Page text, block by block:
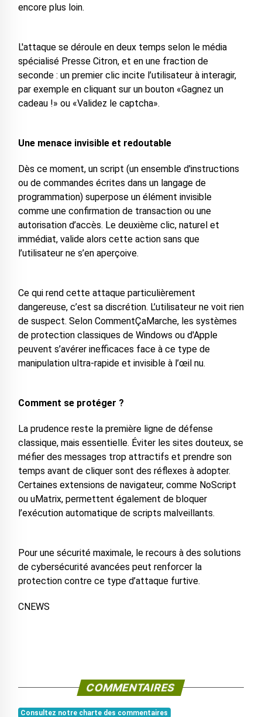
encore plus loin.
L'attaque se déroule en deux temps selon le média
spécialisé Presse Citron, et en une fraction de
seconde : un premier clic incite l’utilisateur à interagir,
par exemple en cliquant sur un bouton «Gagnez un
cadeau !» ou «Validez le captcha».
Une menace invisible et redoutable
Dès ce moment, un script (un ensemble d'instructions
ou de commandes écrites dans un langage de
programmation) superpose un élément invisible
comme une confirmation de transaction ou une
autorisation d’accès. Le deuxième clic, naturel et
immédiat, valide alors cette action sans que
l’utilisateur ne s’en aperçoive.
Ce qui rend cette attaque particulièrement
dangereuse, c’est sa discrétion. L’utilisateur ne voit rien
de suspect. Selon CommentÇaMarche, les systèmes
de protection classiques de Windows ou d'Apple
peuvent s’avérer inefficaces face à ce type de
manipulation ultra-rapide et invisible à l’œil nu.
Comment se protéger ?
La prudence reste la première ligne de défense
classique, mais essentielle. Éviter les sites douteux, se
méfier des messages trop attractifs et prendre son
temps avant de cliquer sont des réflexes à adopter.
Certaines extensions de navigateur, comme NoScript
ou uMatrix, permettent également de bloquer
l’exécution automatique de scripts malveillants.
Pour une sécurité maximale, le recours à des solutions
de cybersécurité avancées peut renforcer la
protection contre ce type d’attaque furtive.
CNEWS
COMMENTAIRES
Consultez notre charte des commentaires